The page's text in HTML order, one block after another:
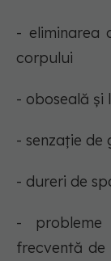
- eliminarea
corpului
- oboseală și
- senzație de
- dureri de
-
frecventă